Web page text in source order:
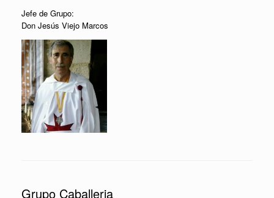
Jefe de Grupo:
Don Jesús Viejo Marcos
Grupo Caballeria